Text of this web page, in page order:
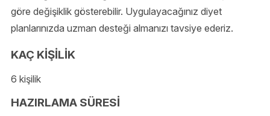
göre değişiklik gösterebilir. Uygulayacağınız diyet
planlarınızda uzman desteği almanızı tavsiye ederiz.
KAÇ KİŞİLİK
6 kişilik
HAZIRLAMA SÜRESİ